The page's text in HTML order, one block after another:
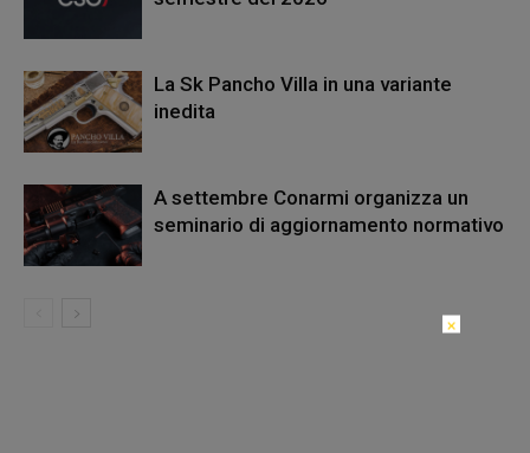
La Sk Pancho Villa in una variante
inedita
A settembre Conarmi organizza un
seminario di aggiornamento normativo
×